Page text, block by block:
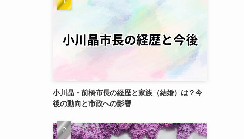
小川晶・前橋市長の経歴と家族（結婚）は？今
後の動向と市政への影響